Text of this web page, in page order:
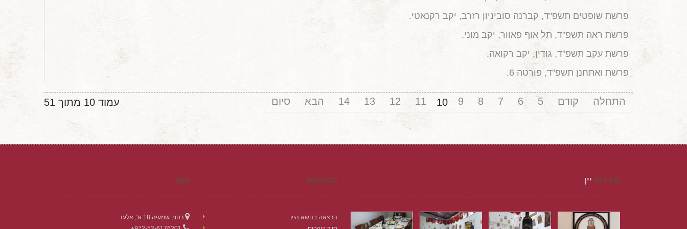
פרשת שופטים תשפ"ד, קברנה סוביניון רזרב, יקב רקנאטי.
פרשת ראה תשפ"ד, תל אוף פאוור, יקב מוני.
פרשת עקב תשפ"ד, גודין, יקב רקואה.
פרשת ואתחנן תשפ"ד, פורטה 6.
עמוד 10 מתוך 51 התחלה קודם 5
6
7
8
9
10
11
12
13
14 הבא סיום
סקירות יין התמחות
הרצאה בנושא היין
קשר
רחוב שמעיה 18 א', אלעד